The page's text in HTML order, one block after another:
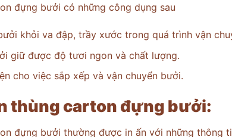
đựng bưởi có những công dụng sau
khỏi va đập, trầy xước trong quá trình vận
giữ được độ tươi ngon và chất lượng.
cho việc sắp xếp và vận chuyển bưởi.
thùng carton đựng bưởi:
đựng bưởi thường được in ấn với những thông